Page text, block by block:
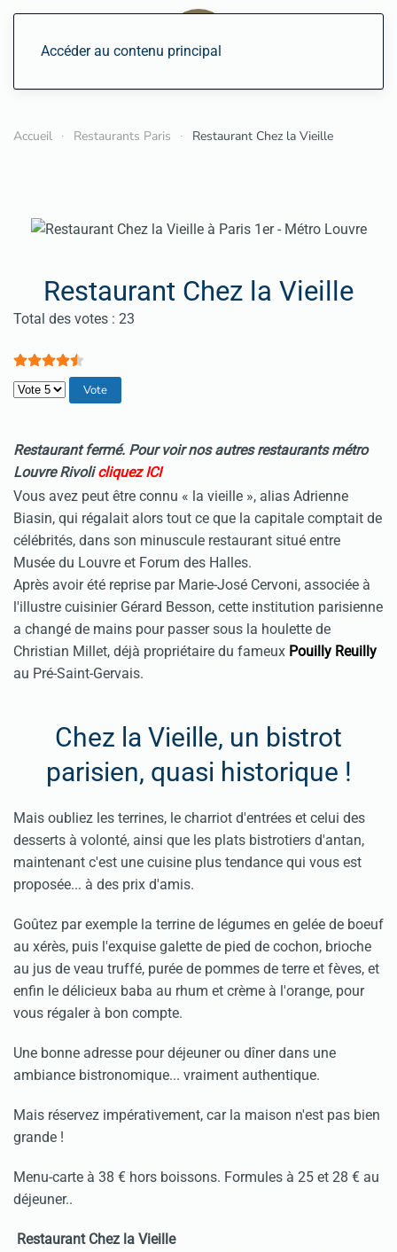
Accéder au contenu principal
Accueil Restaurants Paris Restaurant Chez la Vieille
Restaurant Chez la Vieille
Vote utilisateur:4.5/
Total des votes : 23
Veuillez voter
Restaurant fermé. Pour voir nos autres restaurants métro
Louvre Rivolicliquez ICI
Vous avez peut être connu « la vieille », alias Adrienne
Biasin, qui régalait alors tout ce que la capitale comptait de
célébrités, dans son minuscule restaurant situé entre
Musée du Louvre et Forum des Halles.
Après avoir été reprise par Marie-José Cervoni, associée à
l'illustre cuisinier Gérard Besson, cette institution parisienne
a changé de mains pour passer sous la houlette de
Christian Millet, déjà propriétaire du fameux Pouilly Reuilly
au Pré-Saint-Gervais.
Chez la Vieille, un bistrot
parisien, quasi historique !
Mais oubliez les terrines, le charriot d'entrées et celui des
desserts à volonté, ainsi que les plats bistrotiers d'antan,
maintenant c'est une cuisine plus tendance qui vous est
proposée... à des prix d'amis.
Goûtez par exemple la terrine de légumes en gelée de boeuf
au xérès, puis l'exquise galette de pied de cochon, brioche
au jus de veau truffé, purée de pommes de terre et fèves, et
enfin le délicieux baba au rhum et crème à l'orange, pour
vous régaler à bon compte.
Une bonne adresse pour déjeuner ou dîner dans une
ambiance bistronomique... vraiment authentique.
Mais réservez impérativement, car la maison n'est pas bien
grande !
Menu-carte à 38 € hors boissons. Formules à 25 et 28 € au
déjeuner..
Restaurant Chez la Vieille